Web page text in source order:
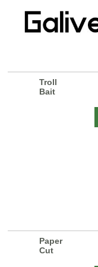
Troll
Bait
Paper
Cut